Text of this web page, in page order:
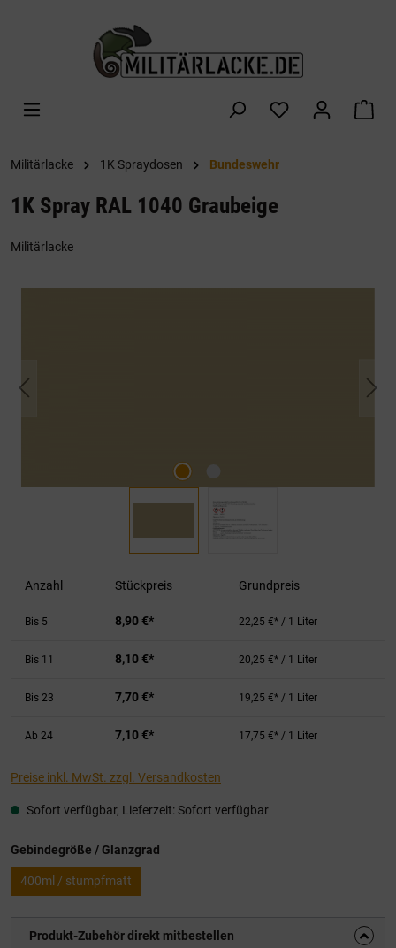
Militärlacke 1K Spraydosen Bundeswehr
1K Spray RAL 1040 Graubeige
Militärlacke
Anzahl Stückpreis Grundpreis
Bis 5 8,90 €* 22,25 €* / 1 Liter
Bis 11 8,10 €* 20,25 €* / 1 Liter
Bis 23 7,70 €* 19,25 €* / 1 Liter
Ab 24 7,10 €* 17,75 €* / 1 Liter
Preise inkl. MwSt. zzgl. Versandkosten
Sofort verfügbar, Lieferzeit: Sofort verfügbar
Gebindegröße / Glanzgrad
400ml / stumpfmatt
Produkt-Zubehör direkt mitbestellen